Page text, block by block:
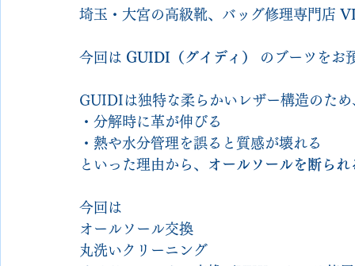
埼玉・大宮の高級靴、バッグ修理専門店
今回は GUIDI（グイディ） のブーツをお
GUIDIは独特な柔らかいレザー構造のため
・分解時に革が伸びる
・熱や水分管理を誤ると質感が壊れる
といった理由から、
オールソールを断ら
今回は
オールソール交換
丸洗いクリーニング